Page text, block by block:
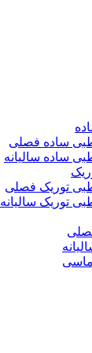
ساده فصلی
ساده سالیانه
توریک فصلی
توریک سالیانه